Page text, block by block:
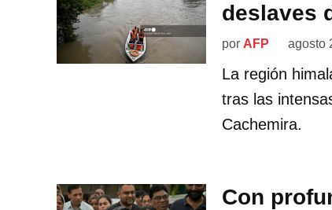
deslaves
por AFP agosto
La región
tras las
Cachemira.
Con